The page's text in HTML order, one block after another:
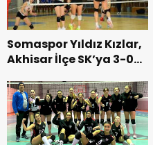
Somaspor Yıldız Kızlar,
Akhisar İlçe SK’ya 3-0